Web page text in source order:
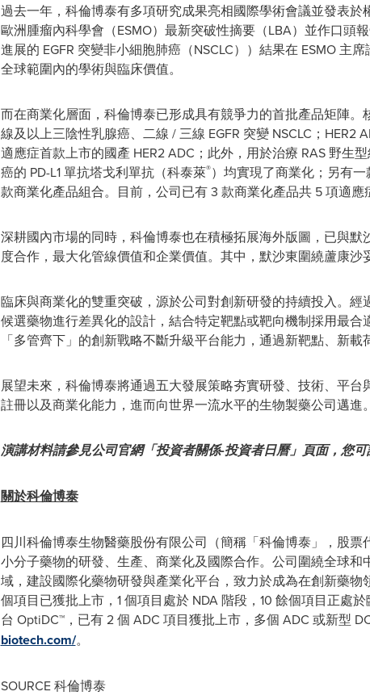
過去一年，科倫博泰有多項研究成果亮相國際學術會議並發表
歐洲腫瘤內科學會（ESMO）最新突破性摘要（LBA）並作口頭
進展的 EGFR 突變非小細胞肺癌（NSCLC））結果在 ESMO
全球範圍內的學術與臨床價值。
而在商業化層面，科倫博泰已形成具有競爭力的首批產品矩陣
線及以上三陰性乳腺癌、二線 / 三線 EGFR 突變 NSCLC；
適應症首款上市的國產 HER2 ADC；此外，用於治療 RAS 野生
癌的 PD-L1 單抗塔戈利單抗（科泰萊®）均實現了商業化；另有
款商業化產品組合。目前，公司已有 3 款商業化產品共 5 項適應
深耕國內市場的同時，科倫博泰也在積極拓展海外版圖，已與默
度合作，最大化管線價值和企業價值。其中，默沙東圍繞蘆康沙
臨床與商業化的雙重突破，源於公司對創新研發的持續投入。
候選藥物進行差異化的設計，結合特定靶點或靶向機制採用最
「多管齊下」的創新戰略不斷升級平台能力，通過新靶點、新
展望未來，科倫博泰將通過五大發展策略夯實研發、技術、平
註冊以及商業化能力，進而向世界一流水平的生物製藥公司邁進。
演講材料請參見公司官網「投資者關係-投資者日曆」頁面，您可
關於科倫博泰
四川科倫博泰生物醫藥股份有限公司（簡稱「科倫博泰」，股
小分子藥物的研發、生產、商業化及國際合作。公司圍繞全球
域，建設國際化藥物研發與產業化平台，致力於成為在創新藥
個項目已獲批上市，1 個項目處於 NDA 階段，10 餘個項目正處
台 OptiDC™，已有 2 個 ADC 項目獲批上市，多個 ADC 或新型
biotech.com/。
SOURCE 科倫博泰